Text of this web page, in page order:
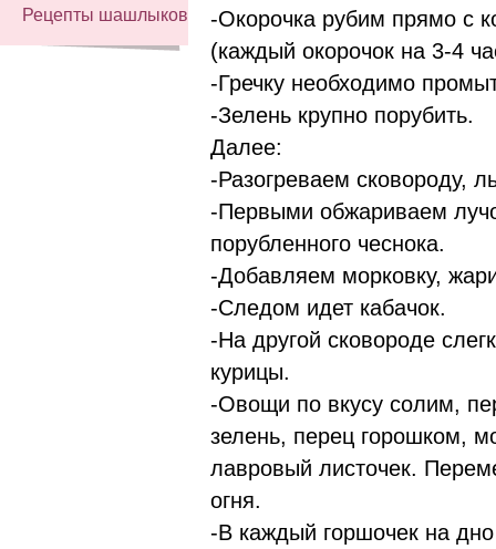
Рецепты шашлыков
-Окорочка рубим прямо с
(каждый окорочок на 3-4
-Гречку необходимо
-Зелень крупно порубить.
Далее:
-Разогреваем сковороду,
-Первыми обжариваем
порубленного чеснока.
-Добавляем морковку,
-Следом идет кабачок.
-На другой сковороде
курицы.
-Овощи по вкусу солим,
зелень, перец горошком,
лавровый листочек.
огня.
-В каждый горшочек на